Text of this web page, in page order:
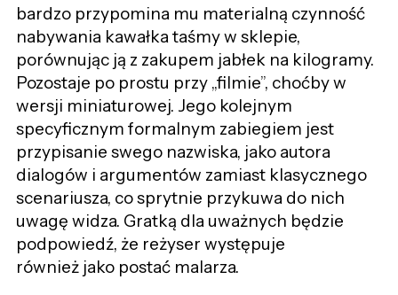
bardzo przypomina mu materialną czynność
nabywania kawałka taśmy w sklepie,
porównując ją z zakupem jabłek na kilogramy.
Pozostaje po prostu przy „filmie”, choćby w
wersji miniaturowej. Jego kolejnym
specyficznym formalnym zabiegiem jest
przypisanie swego nazwiska, jako autora
dialogów i argumentów zamiast klasycznego
scenariusza, co sprytnie przykuwa do nich
uwagę widza. Gratką dla uważnych będzie
podpowiedź, że reżyser występuje
również jako postać malarza.